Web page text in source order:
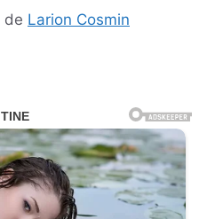
de Larion Cosmin